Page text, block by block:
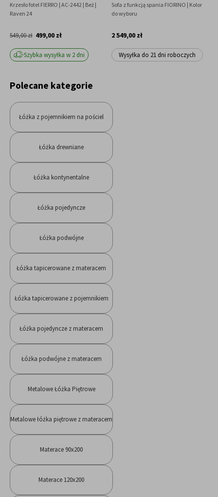
Krzesło fotel FIERRO | AC-2442 | Beż |
Raven 24
499,00 zł
549,00 zł
Szybka wysyłka w 2 dni
Sofa z funkcją spania FIORINO | Kolor
do wyboru
2 549,00 zł
Wysyłka do 21 dni roboczych
Polecane kategorie
Łóżka z pojemnikiem na pościel
Łóżka drewniane
Łóżka kontynentalne
Łóżka pojedyncze
Łóżka podwójne
Łóżka tapicerowane z materacem
Łóżka tapicerowane z pojemnikiem
Łóżka pojedyncze z materacem
Łóżka podwójne z materacem
Metalowe Łóżka Piętrowe
Metalowe łóżka piętrowe z materacem
Materace 90x200
Materace 120x200